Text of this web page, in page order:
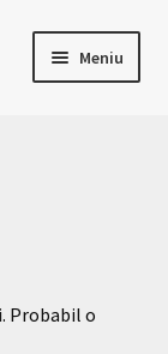
Meniu
Probabil o